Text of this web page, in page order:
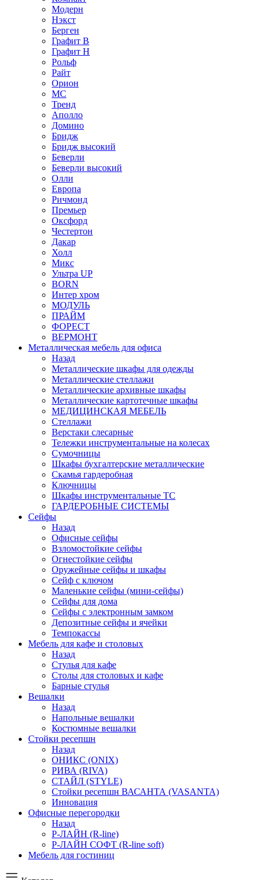
Модерн
Нэкст
Берген
Графит В
Графит Н
Рольф
Райт
Орион
МС
Тренд
Аполло
Домино
Бридж
Бридж высокий
Беверли
Беверли высокий
Олли
Европа
Ричмонд
Премьер
Оксфорд
Честертон
Дакар
Холл
Микс
Ультра UP
BORN
Интер хром
МОДУЛЬ
ПРАЙМ
ФОРЕСТ
ВЕРМОНТ
Металлическая мебель для офиса
Назад
Металлические шкафы для одежды
Металлические стеллажи
Металлические архивные шкафы
Металлические картотечные шкафы
МЕДИЦИНСКАЯ МЕБЕЛЬ
Стеллажи
Верстаки слесарные
Тележки инструментальные на колесах
Сумочницы
Шкафы бухгалтерские металлические
Скамья гардеробная
Ключницы
Шкафы инструментальные ТС
ГАРДЕРОБНЫЕ СИСТЕМЫ
Сейфы
Назад
Офисные сейфы
Взломостойкие сейфы
Огнестойкие сейфы
Оружейные сейфы и шкафы
Сейф с ключом
Маленькие сейфы (мини-сейфы)
Сейфы для дома
Сейфы с электронным замком
Депозитные сейфы и ячейки
Темпокассы
Мебель для кафе и столовых
Назад
Стулья для кафе
Столы для столовых и кафе
Барные стулья
Вешалки
Назад
Напольные вешалки
Костюмные вешалки
Стойки ресепшн
Назад
ОНИКС (ONIX)
РИВА (RIVA)
СТАЙЛ (STYLE)
Стойки ресепшн ВАСАНТА (VASANTA)
Инновация
Офисные перегородки
Назад
Р-ЛАЙН (R-line)
Р-ЛАЙН СОФТ (R-line soft)
Мебель для гостиниц